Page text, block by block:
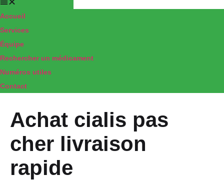
Accueil
Services
Équipe
Rechercher un médicament
Numéros utiles
Contact
Achat cialis pas
cher livraison
rapide